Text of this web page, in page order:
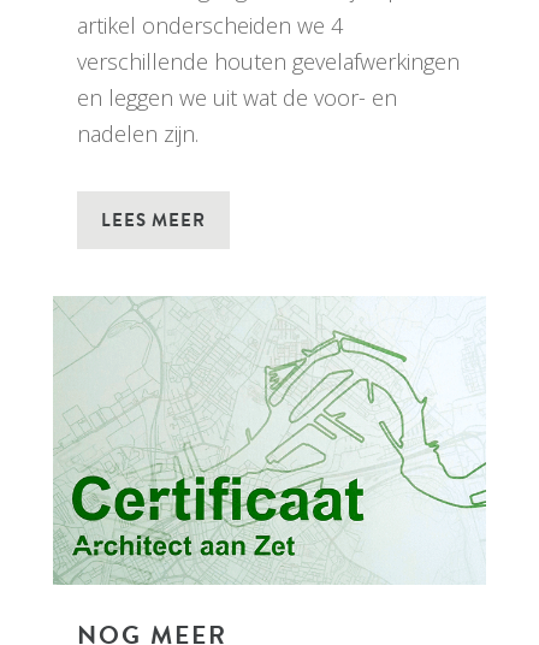
artikel onderscheiden we 4
verschillende houten gevelafwerkingen
en leggen we uit wat de voor- en
nadelen zijn.
LEES MEER
NOG MEER